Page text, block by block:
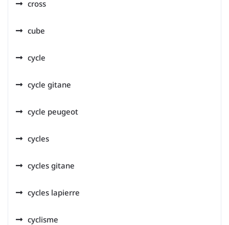
cross
cube
cycle
cycle gitane
cycle peugeot
cycles
cycles gitane
cycles lapierre
cyclisme